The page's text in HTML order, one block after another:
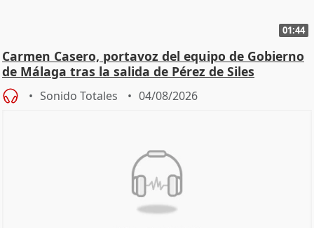
01:44
Carmen Casero, portavoz del equipo de Gobierno
de Málaga tras la salida de Pérez de Siles
Sonido Totales 04/08/2026